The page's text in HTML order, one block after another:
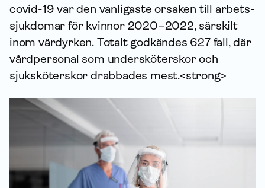
covid-19 var den vanligaste orsaken till arbets­
sjuk­domar för kvinnor 2020–2022, särskilt
inom vårdyrken. Totalt godkändes 627 fall, där
vårdpersonal som undersköterskor och
sjuksköterskor drabbades mest.<strong>